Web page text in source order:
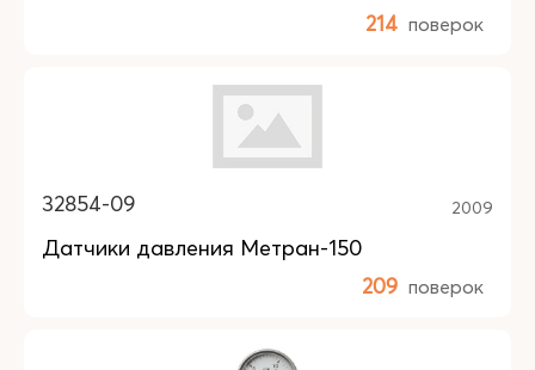
214 поверок
32854-09 2009
Датчики давления Метран-150
209 поверок